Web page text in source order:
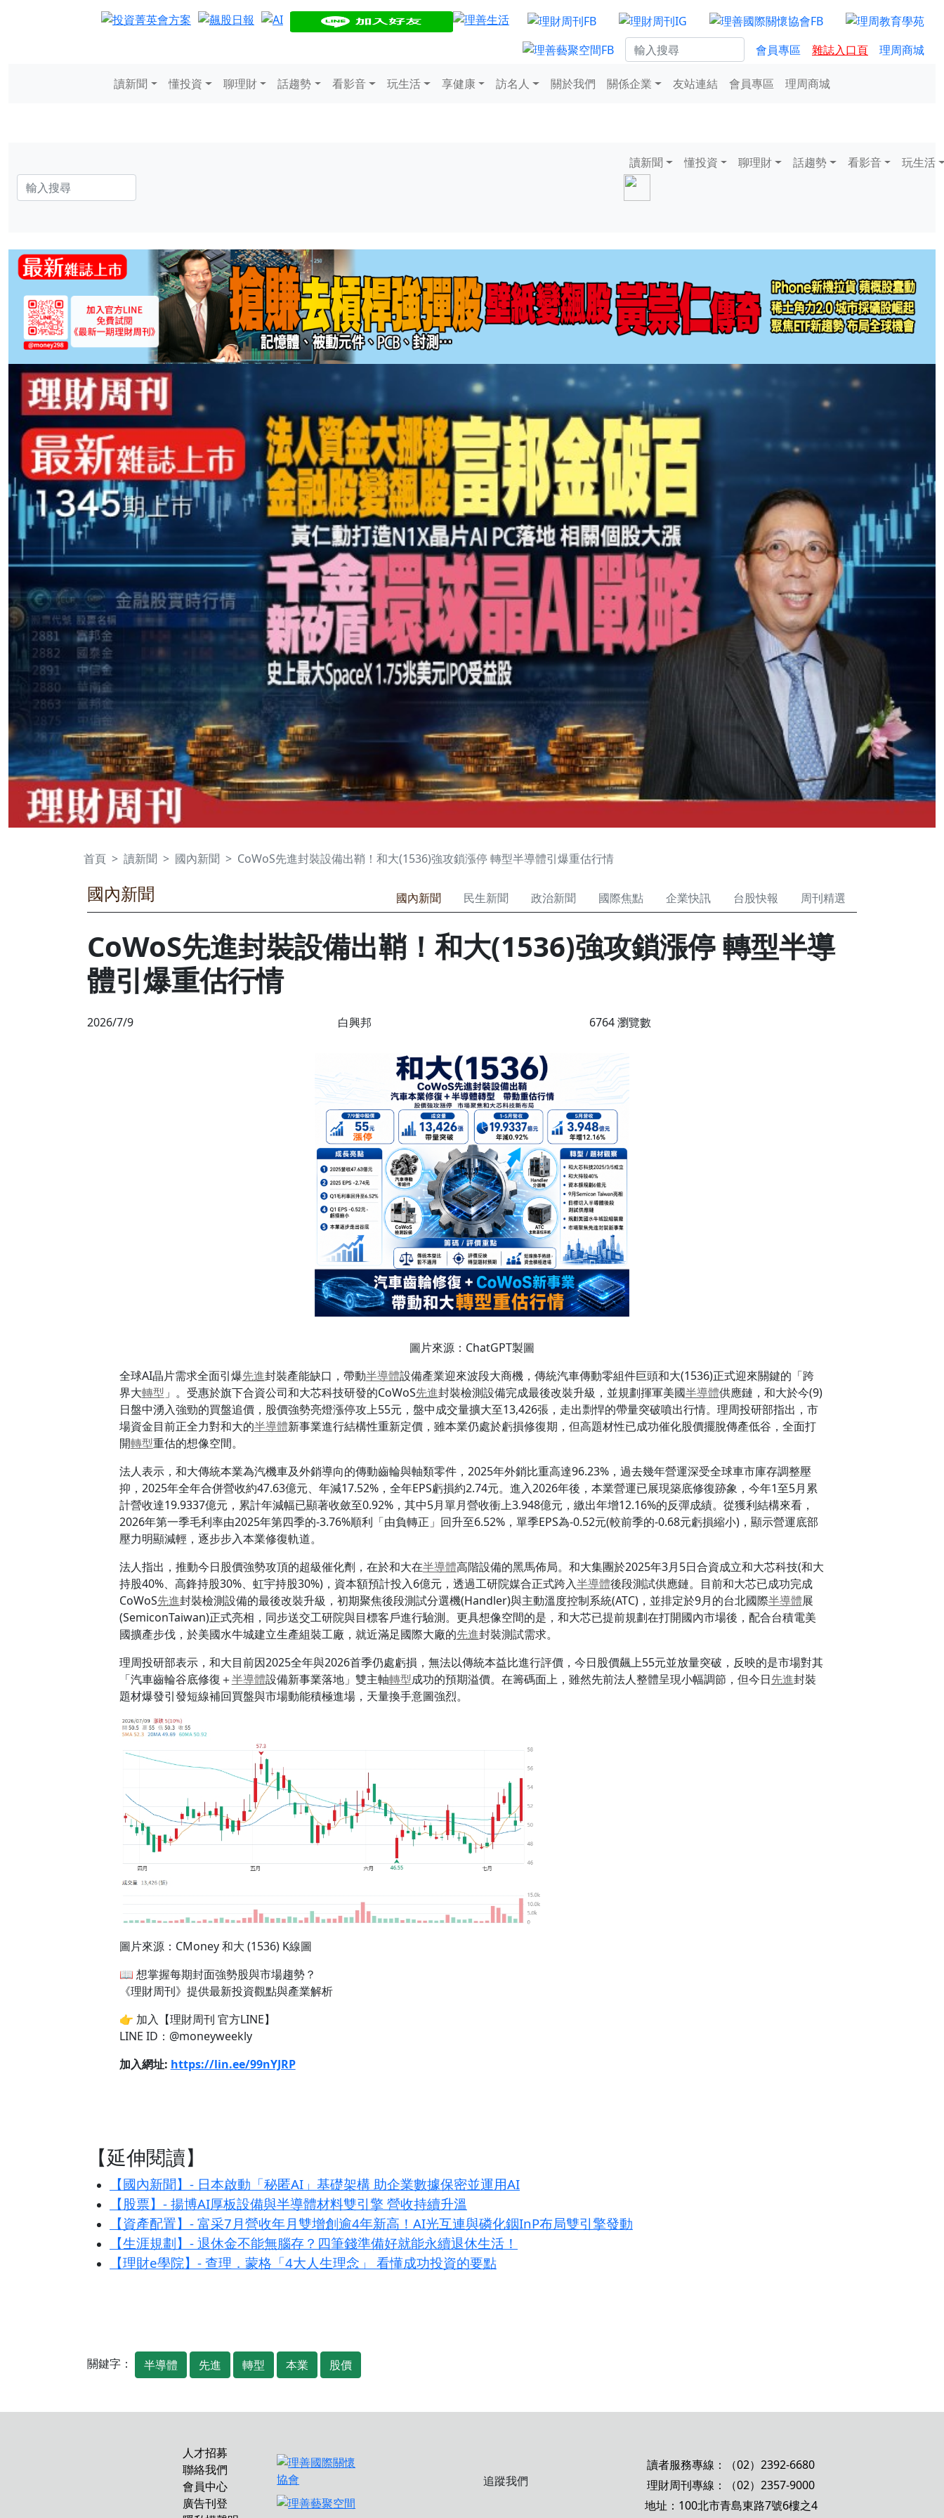
會員專區 雜誌入口頁 理周商城
讀新聞 懂投資 聊理財 話趨勢 看影音 玩生活 享健康 訪名人 關於我們 關係企業 友站連結 會員專區 理周商城
讀新聞 懂投資 聊理財 話趨勢 看影音 玩生活
首頁 讀新聞 國內新聞 CoWoS先進封裝設備出鞘！和大(1536)強攻鎖漲停 轉型半導體引爆重估行情
國內新聞 國內新聞 民生新聞 政治新聞 國際焦點 企業快訊 台股快報 周刊精選
CoWoS先進封裝設備出鞘！和大(1536)強攻鎖漲停 轉型半導
體引爆重估行情
2026/7/9 白興邦 6764 瀏覽數
圖片來源：ChatGPT製圖
全球AI晶片需求全面引爆先進封裝產能缺口，帶動半導體設備產業迎來波段大商機，傳統汽車傳動零組件巨頭和大(1536)正式迎來關鍵的「跨
界大轉型 」。受惠於旗下合資公司和大芯科技研發的CoWoS先進封裝檢測設備完成最後改裝升級，並規劃揮軍美國半導體供應鏈，和大於今(9)
日盤中湧入強勁的買盤追價，股價強勢亮燈漲停攻上55元，盤中成交量擴大至13,426張，走出剽悍的帶量突破噴出行情。理周投研部指出，市
場資金目前正全力對和大的半導體新事業進行結構性重新定價，雖本業仍處於虧損修復期，但高題材性已成功催化股價擺脫傳產低谷，全面打
開轉型重估的想像空間。
法人表示，和大傳統本業為汽機車及外銷導向的傳動齒輪與軸類零件，2025年外銷比重高達96.23%，過去幾年營運深受全球車市庫存調整壓
抑，2025年全年合併營收約47.63億元、年減17.52%，全年EPS虧損約2.74元。進入2026年後，本業營運已展現築底修復跡象，今年1至5月累
計營收達19.9337億元，累計年減幅已顯著收斂至0.92%，其中5月單月營收衝上3.948億元，繳出年增12.16%的反彈成績。從獲利結構來看，
2026年第一季毛利率由2025年第四季的-3.76%順利「由負轉正」回升至6.52%，單季EPS為-0.52元(較前季的-0.68元虧損縮小)，顯示營運底部
壓力明顯減輕，逐步步入本業修復軌道。
法人指出，推動今日股價強勢攻頂的超級催化劑，在於和大在半導體高階設備的黑馬佈局。和大集團於2025年3月5日合資成立和大芯科技(和大
持股40%、高鋒持股30%、虹宇持股30%)，資本額預計投入6億元，透過工研院媒合正式跨入半導體後段測試供應鏈。目前和大芯已成功完成
CoWoS先進封裝檢測設備的最後改裝升級，初期聚焦後段測試分選機(Handler)與主動溫度控制系統(ATC)，並排定於9月的台北國際半導體展
(SemiconTaiwan)正式亮相，同步送交工研院與目標客戶進行驗測。更具想像空間的是，和大芯已提前規劃在打開國內市場後，配合台積電美
國擴產步伐，於美國水牛城建立生產組裝工廠，就近滿足國際大廠的先進封裝測試需求。
理周投研部表示，和大目前因2025全年與2026首季仍處虧損，無法以傳統本益比進行評價，今日股價飆上55元並放量突破，反映的是市場對其
「汽車齒輪谷底修復＋半導體設備新事業落地」雙主軸轉型成功的預期溢價。在籌碼面上，雖然先前法人整體呈現小幅調節，但今日先進封裝
題材爆發引發短線補回買盤與市場動能積極進場，天量換手意圖強烈。
圖片來源：CMoney 和大 (1536) K線圖
📖 想掌握每期封面強勢股與市場趨勢？
《理財周刊》提供最新投資觀點與產業解析
👉 加入【理財周刊 官方LINE】
LINE ID：@moneyweekly
加入網址: https://lin.ee/99nYJRP
【延伸閱讀】
【國內新聞】- 日本啟動「秘匿AI」基礎架構 助企業數據保密並運用AI
【股票】- 揚博AI厚板設備與半導體材料雙引擎 營收持續升溫
【資產配置】- 富采7月營收年月雙增創逾4年新高！AI光互連與磷化銦InP布局雙引擎發動
【生涯規劃】- 退休金不能無腦存？四筆錢準備好就能永續退休生活！
【理財e學院】- 查理．蒙格「4大人生理念」 看懂成功投資的要點
關鍵字： 半導體 先進 轉型 本業 股價
人才招募
聯絡我們
會員中心
廣告刊登
追蹤我們
讀者服務專線：（02）2392-6680
理財周刊專線：（02）2357-9000
地址：100北市青島東路7號6樓之4